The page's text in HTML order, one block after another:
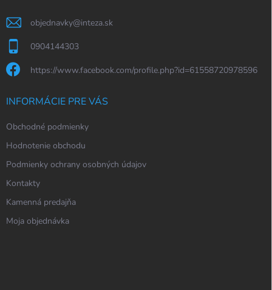
objednavky@inteza.sk
0904144303
https://www.facebook.com/profile.php?id=61558720978596
INFORMÁCIE PRE VÁS
Obchodné podmienky
Hodnotenie obchodu
Podmienky ochrany osobných údajov
Kontakty
Kamenná predajňa
Moja objednávka